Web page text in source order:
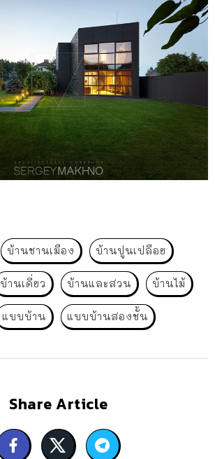
บ้านชานเมือง บ้านปูนเปลือย
บ้านเดี่ยว บ้านและสวน บ้านไม้
แบบบ้าน แบบบ้านสองชั้น
Share Article